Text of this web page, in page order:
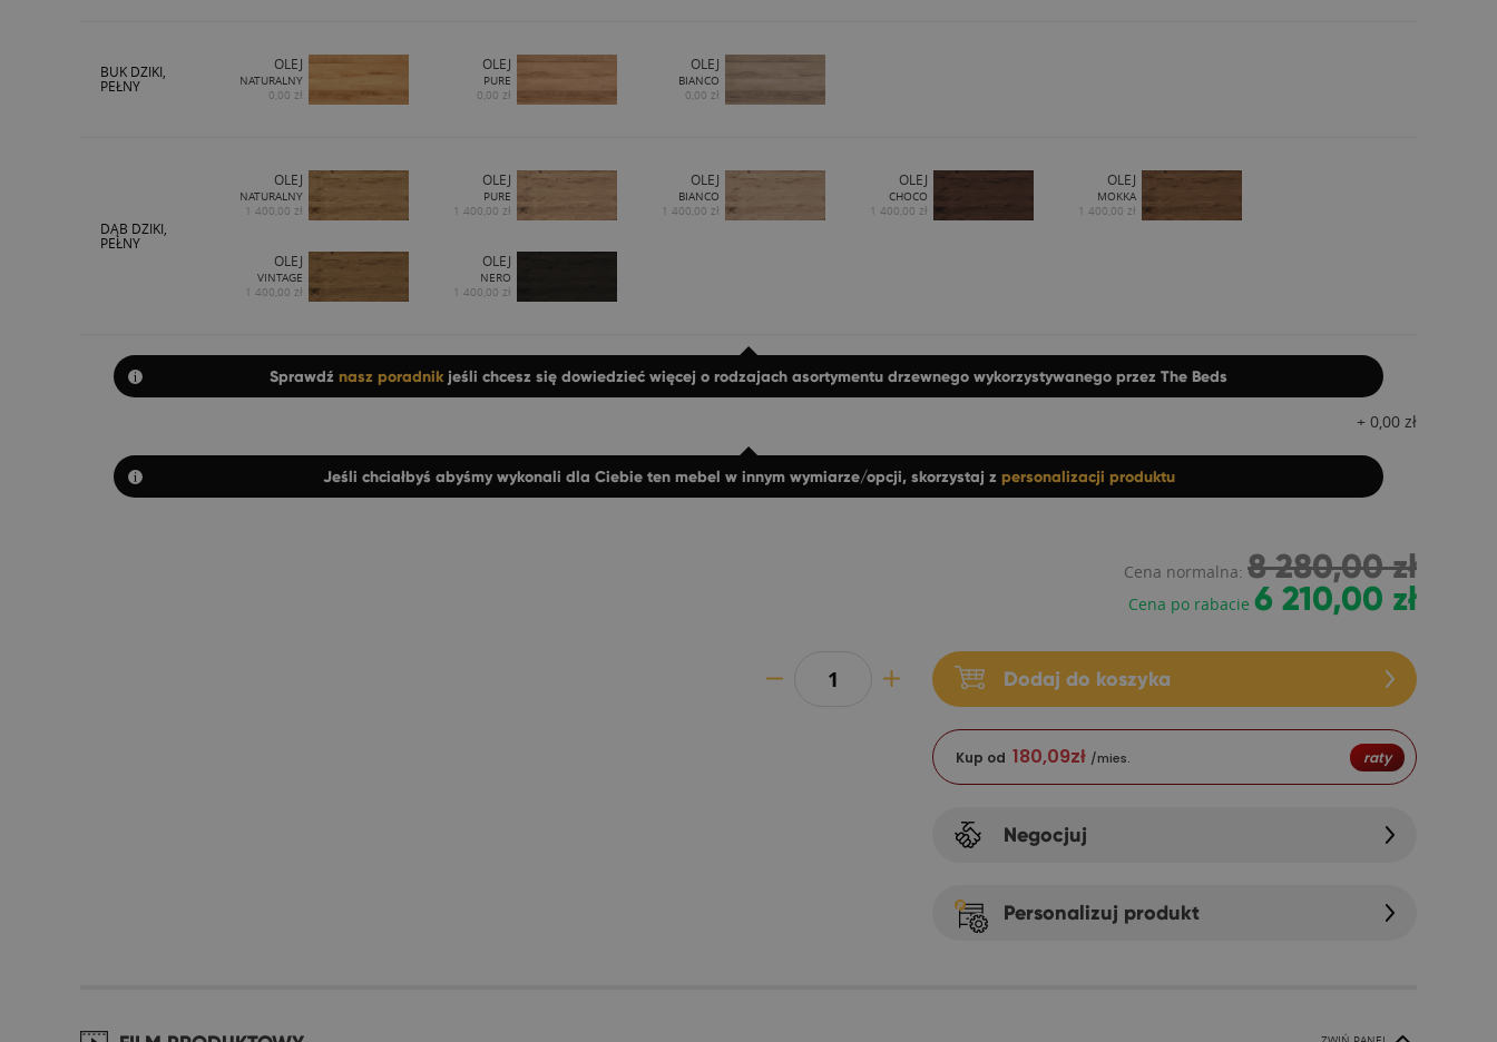
BUK DZIKI,
PEŁNY
OLEJ
NATURALNY
0,00 zł
OLEJ
PURE
0,00 zł
OLEJ
BIANCO
0,00 zł
DĄB DZIKI,
PEŁNY
OLEJ
NATURALNY
1 400,00 zł
OLEJ
PURE
1 400,00 zł
OLEJ
BIANCO
1 400,00 zł
OLEJ
CHOCO
1 400,00 zł
OLEJ
MOKKA
1 400,00 zł
OLEJ
VINTAGE
1 400,00 zł
OLEJ
NERO
1 400,00 zł
Sprawdź nasz poradnik jeśli chcesz się dowiedzieć więcej o rodzajach asortymentu drzewnego wykorzystywanego przez The Beds
+ 0,00 zł
Jeśli chciałbyś abyśmy wykonali dla Ciebie ten mebel w innym wymiarze/opcji, skorzystaj z personalizacji produktu
Cena normalna: 8 280,00 zł
Cena po rabacie 6 210,00 zł
Dodaj do koszyka
Kup od 180,09zł /mies. raty
Negocjuj
Personalizuj produkt